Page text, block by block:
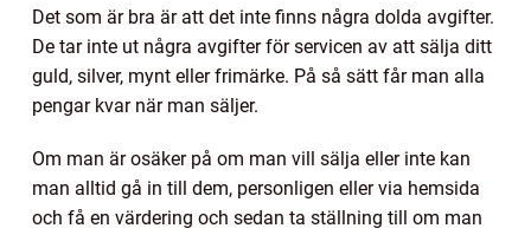
Det som är bra är att det inte finns några dolda avgifter.
De tar inte ut några avgifter för servicen av att sälja ditt
guld, silver, mynt eller frimärke. På så sätt får man alla
pengar kvar när man säljer.
Om man är osäker på om man vill sälja eller inte kan
man alltid gå in till dem, personligen eller via hemsida
och få en värdering och sedan ta ställning till om man